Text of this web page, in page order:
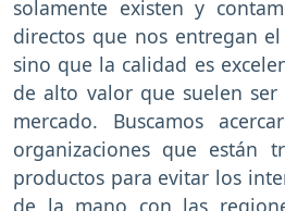
solamente existen y
directos que nos entregan
sino que la calidad es
de alto valor que suelen ser
mercado. Buscamos
organizaciones que están
productos para evitar los
de la mano con las